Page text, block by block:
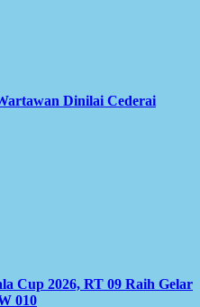
Dinilai Cederai
Cup 2026, RT 09 Raih Gelar
010